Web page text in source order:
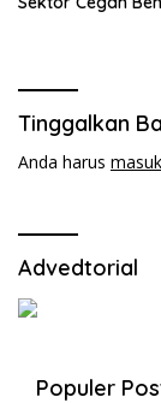
Tinggalkan
Anda harus masuk
Advedtorial
Populer